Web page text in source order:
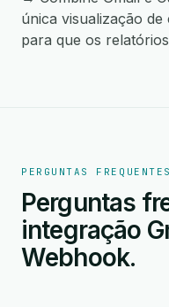
única visualização
para que os
PERGUNTAS FREQUENTES
Perguntas
integração
Webhook.